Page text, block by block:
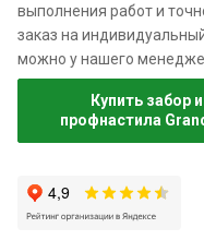
выполнения работ и
заказ на
можно у нашего
Купить забор
профнастила